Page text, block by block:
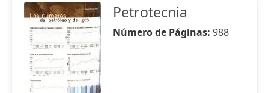
Petrotecnia
Número de Páginas: 988